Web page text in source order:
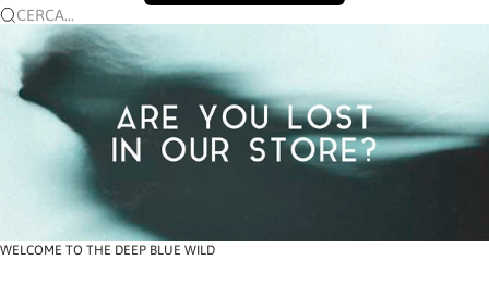
CERCA...
WELCOME TO THE DEEP BLUE WILD